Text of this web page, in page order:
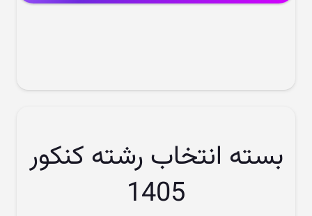
بسته انتخاب رشته کنکور
1405